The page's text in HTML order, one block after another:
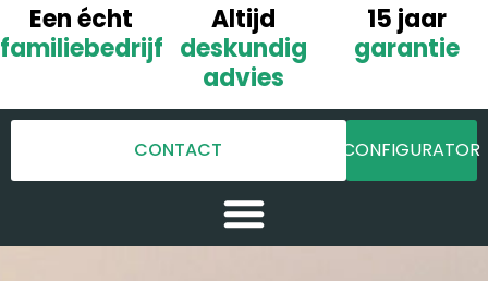
Een écht
familiebedrijf
Altijd
deskundig
advies
15 jaar
garantie
CONTACT CONFIGURATOR